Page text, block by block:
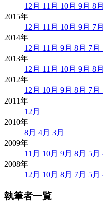
12月 11月 10月 9月 8月
2015年
12月 11月 10月 9月 7月
2014年
12月 11月 9月 8月 7月
2013年
12月 11月 10月 9月 8月
2012年
12月 10月 9月 8月 7月
2011年
12月
2010年
8月 4月 3月
2009年
11月 10月 9月 8月 5月
2008年
12月 10月 8月 7月 5月
執筆者一覧